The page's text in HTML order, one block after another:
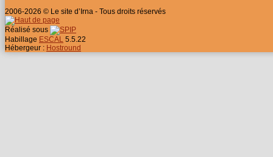
2006-2026 © Le site d’Irna - Tous droits réservés
Réalisé sous
Habillage ESCAL 5.5.22
Hébergeur : Hostround